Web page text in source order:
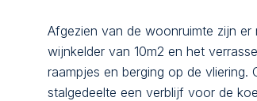
Afgezien van de woonruimte zijn er
wijnkelder van 10m2 en het
raampjes en berging op de
stalgedeelte een verblijf voor de